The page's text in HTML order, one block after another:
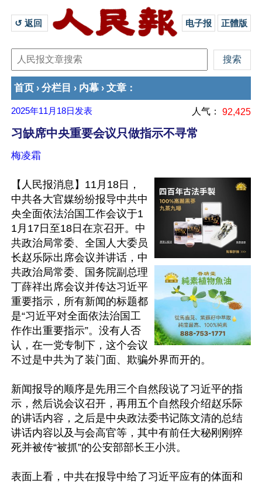
↺ 返回 电子报 正體版
首页 › 分栏目 › 内幕 › 文章 ：
2025年11月18日 发表 人气： 92,425
习缺席中央重要会议只做指示不寻常
梅凌霜
【人民报消息】11月18日，
中共各大官媒纷纷报导中共中
央全面依法治国工作会议于1
1月17日至18日在京召开。中
共政治局常委、全国人大委员
长赵乐际出席会议并讲话，中
共政治局常委、国务院副总理
丁薛祥出席会议并传达习近平
重要指示，所有新闻的标题都
是“习近平对全面依法治国工
作作出重要指示”。没有人否
认，在一党专制下，这个会议
不过是中共为了装门面、欺骗外界而开的。
新闻报导的顺序是先用三个自然段说了习近平的指
示，然后说会议召开，再用五个自然段介绍赵乐际
的讲话内容，之后是中央政法委书记陈文清的总结
讲话内容以及与会高官等，其中有前任大秘刚刚猝
死并被传“被抓”的公安部部长王小洪。
表面上看，中共在报导中给了习近平应有的体面和